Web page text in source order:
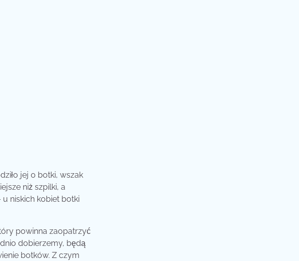
jej o botki, wszak
niż szpilki, a
niskich kobiet botki
powinna zaopatrzyć
dobierzemy, będą
botków. Z czym